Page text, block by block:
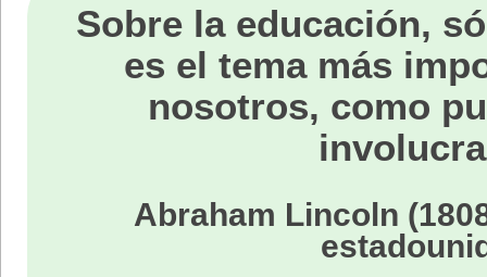
Sobre la educación,
es el tema más
nosotros, como
Abraham Lincoln